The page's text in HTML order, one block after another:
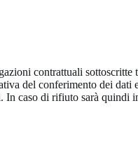
contrattuali
del conferimento dei
caso di rifiuto sarà quindi